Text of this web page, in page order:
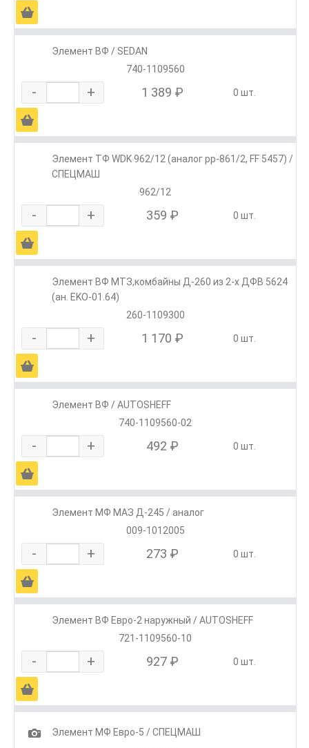
Ä
Элемент ВФ / SEDAN
740-1109560
- + 1 389 ₽ 0 шт.
Ä
Элемент ТФ WDK 962/12 (аналог pp-861/2, FF 5457) /
СПЕЦМАШ
962/12
- + 359 ₽ 0 шт.
Ä
Элемент ВФ МТЗ,комбайны Д-260 из 2-х ДФВ 5624
(ан. EKO-01.64)
260-1109300
- + 1 170 ₽ 0 шт.
Ä
Элемент ВФ / AUTOSHEFF
740-1109560-02
- + 492 ₽ 0 шт.
Ä
Элемент МФ МАЗ Д-245 / аналог
009-1012005
- + 273 ₽ 0 шт.
Ä
Элемент ВФ Евро-2 наружный / AUTOSHEFF
721-1109560-10
- + 927 ₽ 0 шт.
Ä
1
Элемент МФ Евро-5 / СПЕЦМАШ